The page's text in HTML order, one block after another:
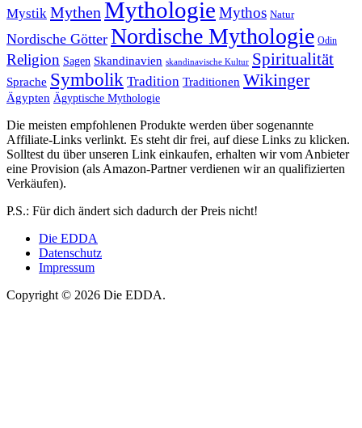
Mystik Mythen Mythologie Mythos Natur
Nordische Götter Nordische Mythologie Odin
Religion Sagen Skandinavien skandinavische Kultur Spiritualität
Sprache Symbolik Tradition Traditionen Wikinger
Ägypten Ägyptische Mythologie
Die meisten empfohlenen Produkte werden über sogenannte
Affiliate-Links verlinkt. Es steht dir frei, auf diese Links zu klicken.
Solltest du über unseren Link einkaufen, erhalten wir vom Anbieter
eine Provision (als Amazon-Partner verdienen wir an qualifizierten
Verkäufen).
P.S.: Für dich ändert sich dadurch der Preis nicht!
Die EDDA
Datenschutz
Impressum
Copyright © 2026 Die EDDA.